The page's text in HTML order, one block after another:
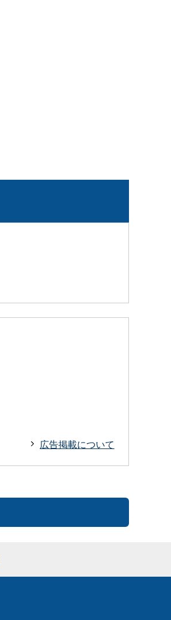
広告掲載について